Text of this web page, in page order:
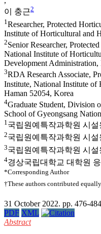
이 충근2
1 Researcher, Protected
Institute of Horticultural and
2Senior Researcher,
National Institute of
Development Administration,
3RDA Research Associate,
Institute, National Institute of
Haman 52054, Korea
4Graduate Student, Division
School of Gyeongsang
1 국립원예특작과학원 시
2국립원예특작과학원 시
3국립원예특작과학원 시
4경상국립대학교 대학원
*Corresponding Author
†These authors contributed
31 October 2022. pp. 476-484
PDF XML
Abstract